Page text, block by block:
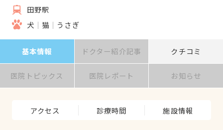
田野駅
犬
猫 うさぎ
基本情報 ドクター紹介記事 クチコミ
医院トピックス 医院レポート お知らせ
アクセス 診療時間 施設情報